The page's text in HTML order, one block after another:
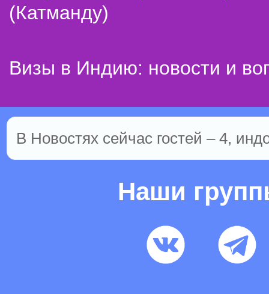
(Катманду)
Визы в Индию: новости и
В Новостях сейчас гостей – 4,
Наши